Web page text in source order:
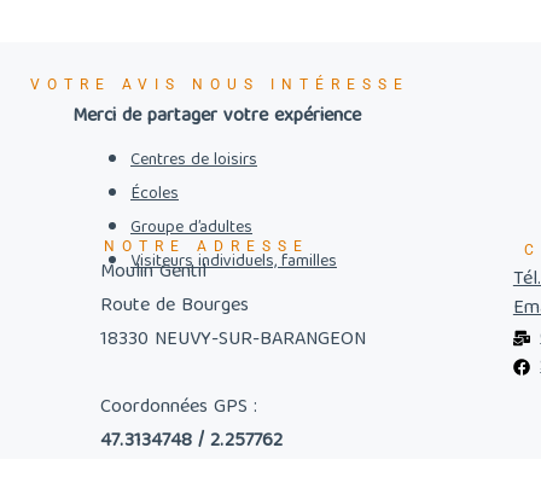
VOTRE AVIS NOUS INTÉRESSE
Merci de partager votre expérience
Centres de loisirs
Écoles
Groupe d’adultes
Visiteurs individuels, familles
NOTRE ADRESSE
Moulin Gentil
Route de Bourges
18330 NEUVY-SUR-BARANGEON
Coordonnées GPS :
47.3134748 / 2.257762